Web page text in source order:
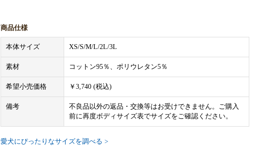
商品仕様
本体サイズ XS/S/M/L/2L/3L
素材 コットン95％、ポリウレタン5％
希望小売価格 ￥3,740 (税込)
備考
不良品以外の返品・交換等はお受けできません。ご購入
前に再度ボディサイズ表でサイズをご確認ください。
愛犬にぴったりなサイズを調べる >